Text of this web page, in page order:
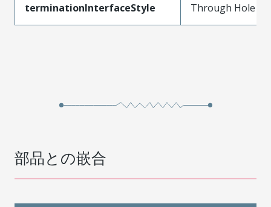
terminationInterfaceStyle Through Hole
部品との嵌合